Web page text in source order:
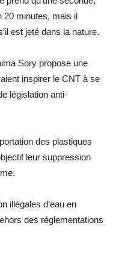
20 minutes, mais il
est jeté dans la nature.
Sory propose une
inspirer le CNT à se
législation anti-
des plastiques
leur suppression
illégales d’eau en
des réglementations